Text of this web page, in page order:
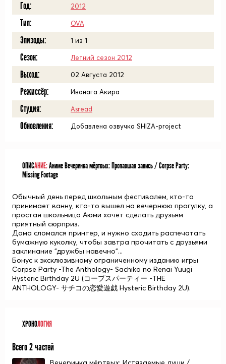
Год: 2012
Тип: OVA
Эпизоды: 1 из 1
Сезон: Летний сезон 2012
Выход: 02 Августа 2012
Режиссёр: Иванага Акира
Студия: Asread
Обновления: Добавлена озвучка SHIZA-project
ОПИСАНИЕ:Аниме Вечеринка мёртвых: Пропавшая запись / Corpse Party:
Missing Footage
Обычный день перед школьным фестивалем, кто-то
принимает ванну, кто-то вышел на вечернюю прогулку, а
простая школьница Аюми хочет сделать друзьям
приятный сюрприз.
Дома сломался принтер, и нужно сходить распечатать
бумажную куколку, чтобы завтра прочитать с друзьями
заклинание "дружбы навечно"...
Бонус к эксклюзивному ограниченному изданию игры
Corpse Party -The Anthology- Sachiko no Renai Yuugi
Hysteric Birthday 2U (コープスパーティー -THE
ANTHOLOGY- サチコの恋愛遊戯 Hysteric Birthday 2U).
ХРОНОЛОГИЯ
Всего 2 частей